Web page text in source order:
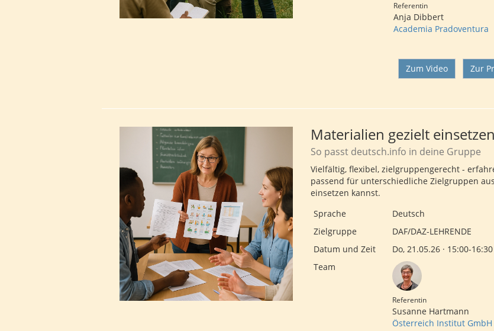
Referentin
Anja Dibbert
Academia Pradoventura
Zum Video Zur
Materialien gezielt einsetzen
So passt deutsch.info in deine Gruppe
Vielfältig, flexibel, zielgruppengerecht -
passend für unterschiedliche Zielgruppen
einsetzen kannst.
Sprache
Deutsch
Zielgruppe
DAF/DAZ-LEHRENDE
Datum und Zeit
Do, 21.05.26 · 15:00-16:30
Team
Referentin
Susanne Hartmann
Österreich Institut GmbH